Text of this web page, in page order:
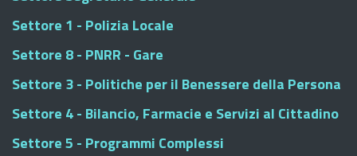
Settore 1 - Polizia Locale
Settore 8 - PNRR - Gare
Settore 3 - Politiche per il Benessere della Persona
Settore 4 - Bilancio, Farmacie e Servizi al Cittadino
Settore 5 - Programmi Complessi